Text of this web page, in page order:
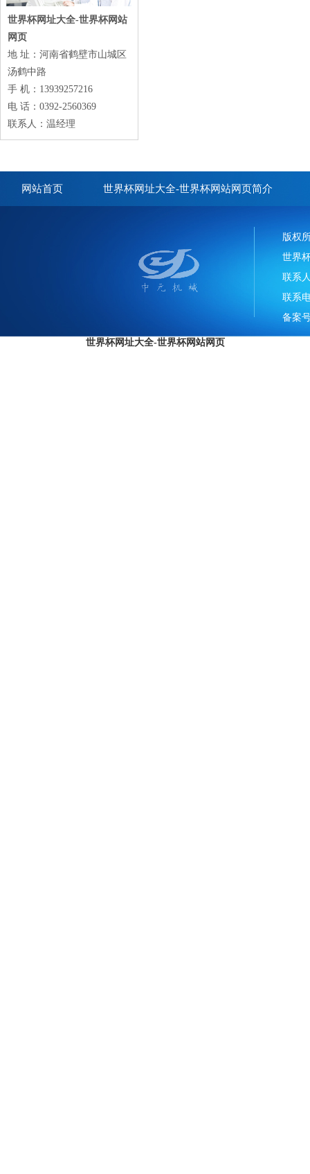
世界杯网址大全-世界杯网站
网页
地 址：河南省鹤壁市山城区
汤鹤中路
手 机：13939257216
电 话：0392-2560369
联系人：温经理
网站首页 世界杯网址大全-世界杯网站网页简介
版权
世界
联系
联系
备案
世界杯网址大全-世界杯网站网页